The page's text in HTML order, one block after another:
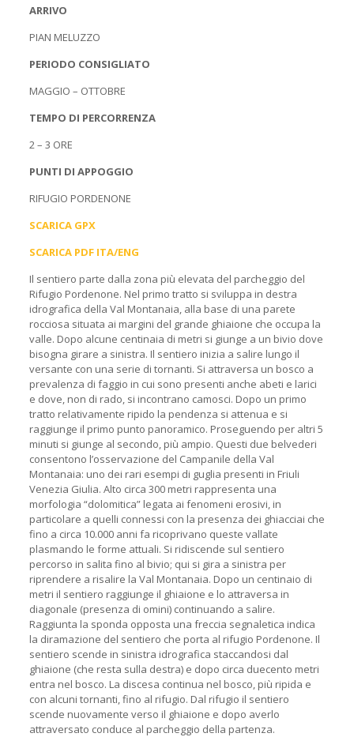
ARRIVO
PIAN MELUZZO
PERIODO CONSIGLIATO
MAGGIO – OTTOBRE
TEMPO DI PERCORRENZA
2 – 3 ORE
PUNTI DI APPOGGIO
RIFUGIO PORDENONE
SCARICA GPX
SCARICA PDF ITA/ENG
Il sentiero parte dalla zona più elevata del parcheggio del
Rifugio Pordenone. Nel primo tratto si sviluppa in destra
idrografica della Val Montanaia, alla base di una parete
rocciosa situata ai margini del grande ghiaione che occupa la
valle. Dopo alcune centinaia di metri si giunge a un bivio dove
bisogna girare a sinistra. Il sentiero inizia a salire lungo il
versante con una serie di tornanti. Si attraversa un bosco a
prevalenza di faggio in cui sono presenti anche abeti e larici
e dove, non di rado, si incontrano camosci. Dopo un primo
tratto relativamente ripido la pendenza si attenua e si
raggiunge il primo punto panoramico. Proseguendo per altri 5
minuti si giunge al secondo, più ampio. Questi due belvederi
consentono l’osservazione del Campanile della Val
Montanaia: uno dei rari esempi di guglia presenti in Friuli
Venezia Giulia. Alto circa 300 metri rappresenta una
morfologia “dolomitica” legata ai fenomeni erosivi, in
particolare a quelli connessi con la presenza dei ghiacciai che
fino a circa 10.000 anni fa ricoprivano queste vallate
plasmando le forme attuali. Si ridiscende sul sentiero
percorso in salita fino al bivio; qui si gira a sinistra per
riprendere a risalire la Val Montanaia. Dopo un centinaio di
metri il sentiero raggiunge il ghiaione e lo attraversa in
diagonale (presenza di omini) continuando a salire.
Raggiunta la sponda opposta una freccia segnaletica indica
la diramazione del sentiero che porta al rifugio Pordenone. Il
sentiero scende in sinistra idrografica staccandosi dal
ghiaione (che resta sulla destra) e dopo circa duecento metri
entra nel bosco. La discesa continua nel bosco, più ripida e
con alcuni tornanti, fino al rifugio. Dal rifugio il sentiero
scende nuovamente verso il ghiaione e dopo averlo
attraversato conduce al parcheggio della partenza.